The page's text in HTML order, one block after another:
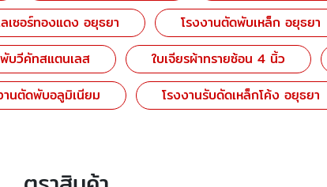
เซอร์ทองแดง อยุธยา โรงงานตัดพับเหล็ก อยุธยา
บวีคัทสแตนเลส ใบเจียรผ้าทรายซ้อน 4 นิ้ว
านตัดพับอลูมิเนียม โรงงานรับดัดเหล็กโค้ง อยุธยา